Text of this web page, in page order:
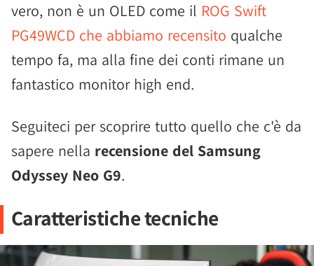
vero, non è un OLED come il ROG Swift
PG49WCD che abbiamo recensito qualche
tempo fa, ma alla fine dei conti rimane un
fantastico monitor high end.
Seguiteci per scoprire tutto quello che c'è da
sapere nella recensione del Samsung
Odyssey Neo G9.
Caratteristiche tecniche